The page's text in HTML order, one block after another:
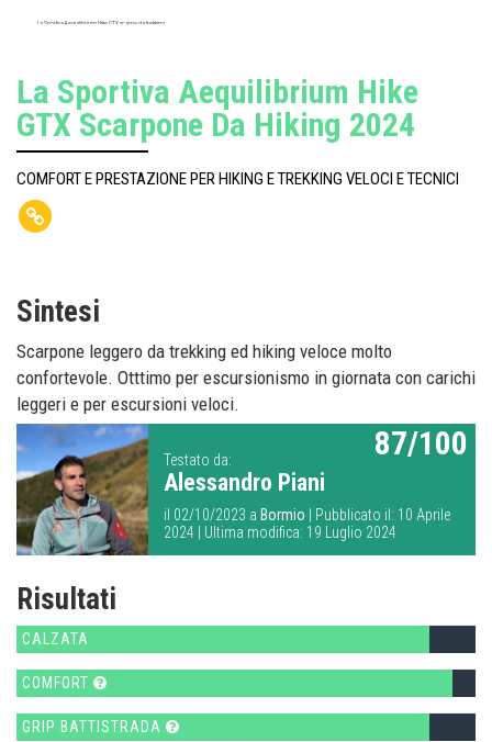
La Sportiva Aequilibrium Hike GTX scarpe da trekking
La Sportiva Aequilibrium Hike
GTX Scarpone Da Hiking 2024
COMFORT E PRESTAZIONE PER HIKING E TREKKING VELOCI E TECNICI
Sintesi
Scarpone leggero da trekking ed hiking veloce molto
confortevole. Otttimo per escursionismo in giornata con carichi
leggeri e per escursioni veloci.
Testato da:
Alessandro Piani
il 02/10/2023 a Bormio | Pubblicato il: 10 Aprile
2024 | Ultima modifica: 19 Luglio 2024
87/100
Risultati
CALZATA
COMFORT
GRIP BATTISTRADA